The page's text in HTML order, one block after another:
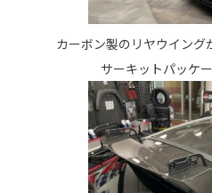
カーボン製のリヤウイング
サーキットパッケ